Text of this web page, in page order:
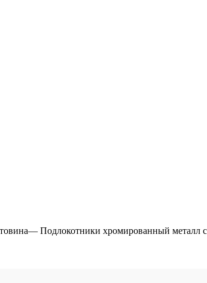
Подлокотники хромированный металл